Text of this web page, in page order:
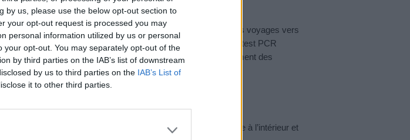
by us, please use the below opt-out section to
your opt-out request is processed you may
personal information utilized by us or personal
opt-out. You may separately opt-out of the
by third parties on the IAB’s list of downstream
by us to third parties on the IAB’s List of
it to other third parties.
déplacements entre régions seront de nouveau autorisés. Les voyages vers
les restrictions sanitaires des pays visés. Le justificatif d’un test PCR
à l’aéroport, par la compagnie aérienne lors de l’enregistrement des
Orly et Roissy informe que le port du masque est obligatoire à l’intérieur et